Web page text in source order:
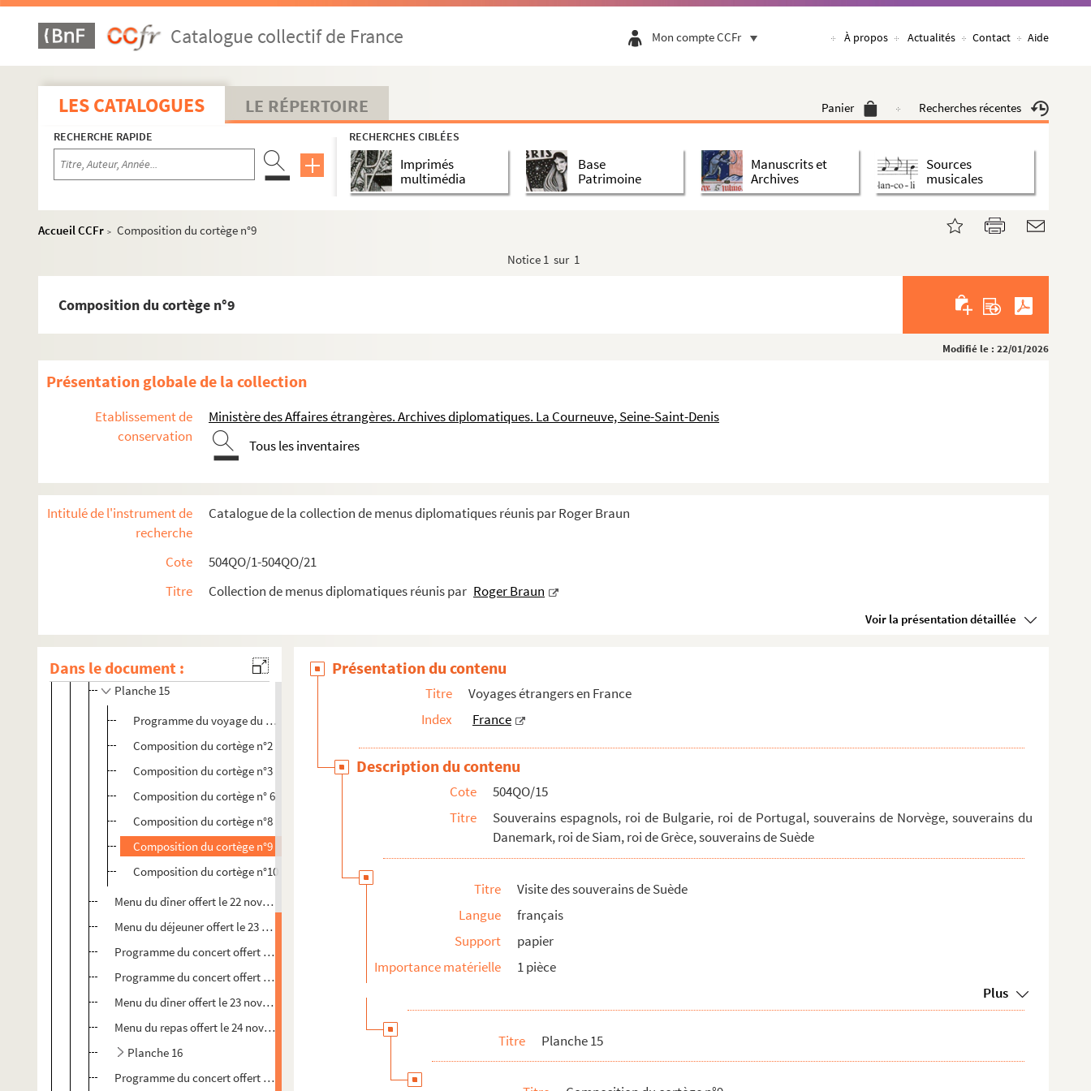
Catalogue collectif de France Mon compte CCFr À propos Actualités Contact Aide
LES CATALOGUES LE RÉPERTOIRE Panier Recherches récentes
RECHERCHE RAPIDE RECHERCHES CIBLÉES
Imprimés
multimédia
Base
Patrimoine
Manuscrits et
Archives
Sources
musicales
Accueil CCFr > Composition du cortège n°9
Notice 1 sur 1
Composition du cortège n°9
Modifié le : 22/01/2026
Présentation globale de la collection
Etablissement de
conservation
Ministère des Affaires étrangères. Archives diplomatiques. La Courneuve, Seine-Saint-Denis
Tous les inventaires
Intitulé de l'instrument de
recherche
Catalogue de la collection de menus diplomatiques réunis par Roger Braun
Cote
504QO/1-504QO/21
Titre
Collection de menus diplomatiques réunis par Roger Braun
Voir la présentation détaillée
Dans le document :
Réceptions et voyages présidentiels
504QO/14. Shah de Perse, escadre russe, ambassadeur de l'Empereur de Chine, souverains russes, roi de Portugal...
504QO/15. Souverains espagnols, roi de Bulgarie, roi de Portugal, souverains de Norvège, souverains du Danemar...
Visite des souverains espagnols
Visite du roi de Bulgarie
Visite du roi de Portugal
Visite des souverains de Norvège
Visite des souverains du Danemark
Visite du souverain de Grèce
Visite des souverains de Suède
Planche 15
Programme du voyage du 22 au 25 novembre 1908
Composition du cortège n°2
Composition du cortège n°3
Composition du cortège n° 6
Composition du cortège n°8
Composition du cortège n°9
Composition du cortège n°10
Menu du dîner offert le 22 novembre 1908
Menu du déjeuner offert le 23 novembre 1908
Programme du concert offert le 23 novembre 1908
Programme du concert offert le 23 novembre 1908 au Palais de l'Élysée
Menu du dîner offert le 23 novembre 1908
Menu du repas offert le 24 novembre 1908 au Ministère des Affaires étrangères
Planche 16
Programme du concert offert le 24 novembre 1908 à l'Académie nationale de Musique
Présentation du contenu
Titre
Voyages étrangers en France
Index
France
Description du contenu
Cote
504QO/15
Titre
Souverains espagnols, roi de Bulgarie, roi de Portugal, souverains de Norvège, souverains du
Danemark, roi de Siam, roi de Grèce, souverains de Suède
Titre
Visite des souverains de Suède
Langue
français
Support
papier
Importance matérielle
1 pièce
Plus
Titre Planche 15